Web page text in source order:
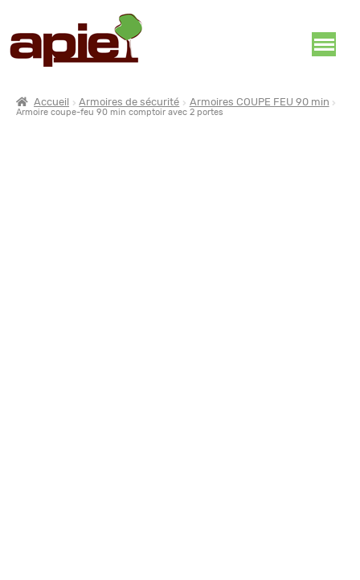
Accueil Armoires de sécurité Armoires COUPE FEU 90 min
Armoire coupe-feu 90 min comptoir avec 2 portes